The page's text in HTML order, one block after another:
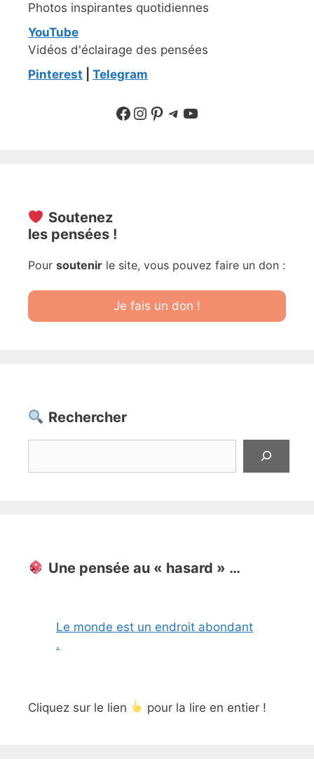
Photos inspirantes quotidiennes
YouTube
Vidéos d'éclairage des pensées
Pinterest
Telegram
Suivre sur Facebook
Suivre sur Instagram
Pinterest
Sur Telegram
YouTube
Soutenez
les pensées !
Pour soutenir le site, vous pouvez faire un don :
Je fais un don !
Rechercher
Une pensée au « hasard » …
Le monde est un endroit abondant
.
Cliquez sur le lien pour la lire en entier !